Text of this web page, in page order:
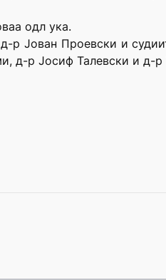
одл ука.
р Јован Проевски и
д-р Јосиф Талевски и д-